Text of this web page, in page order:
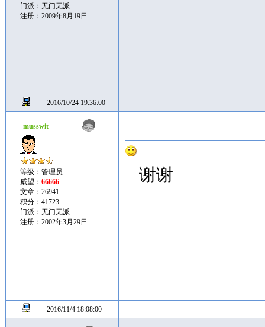
门派：无门无派
注册：2009年8月19日
2016/10/24 19:36:00
musswit
等级：管理员
威望： 66666
文章：26941
积分：41723
门派：无门无派
注册：2002年3月29日
谢谢
2016/11/4 18:08:00